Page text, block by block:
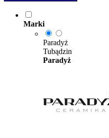
Marki
Paradyż
Tubądzin
Paradyż